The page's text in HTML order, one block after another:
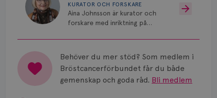
KURATOR OCH FORSKARE
Aina Johnsson är kurator och
forskare med inriktning på
Behöver du mer stöd? Som medlem i
Bröstcancerförbundet får du både
gemenskap och goda råd. Bli medlem